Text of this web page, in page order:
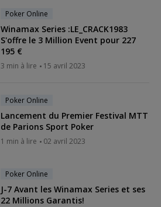
Poker Online
Winamax Series :LE_CRACK1983
S'offre le 3 Million Event pour 227
195 €
3 min à lire 15 avril 2023
Poker Online
Lancement du Premier Festival MTT
de Parions Sport Poker
1 min à lire 02 avril 2023
Poker Online
J-7 Avant les Winamax Series et ses
22 Millions Garantis!